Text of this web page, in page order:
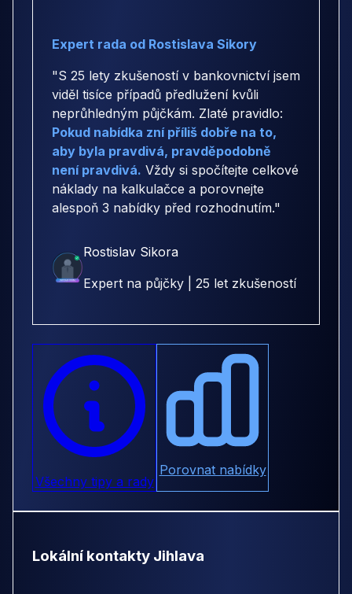
Expert rada od Rostislava Sikory
"S 25 lety zkušeností v bankovnictví jsem
viděl tisíce případů předlužení kvůli
neprůhledným půjčkám. Zlaté pravidlo:
Pokud nabídka zní příliš dobře na to,
aby byla pravdivá, pravděpodobně
není pravdivá. Vždy si spočítejte celkové
náklady na kalkulačce a porovnejte
alespoň 3 nabídky před rozhodnutím."
Rostislav Sikora
Expert na půjčky | 25 let zkušeností
Všechny tipy a rady
Porovnat nabídky
Lokální kontakty Jihlava